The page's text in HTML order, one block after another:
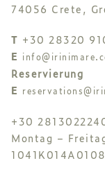
74056 Crete,
T +30 28320
E
Reservierung
E
+30
Montag –